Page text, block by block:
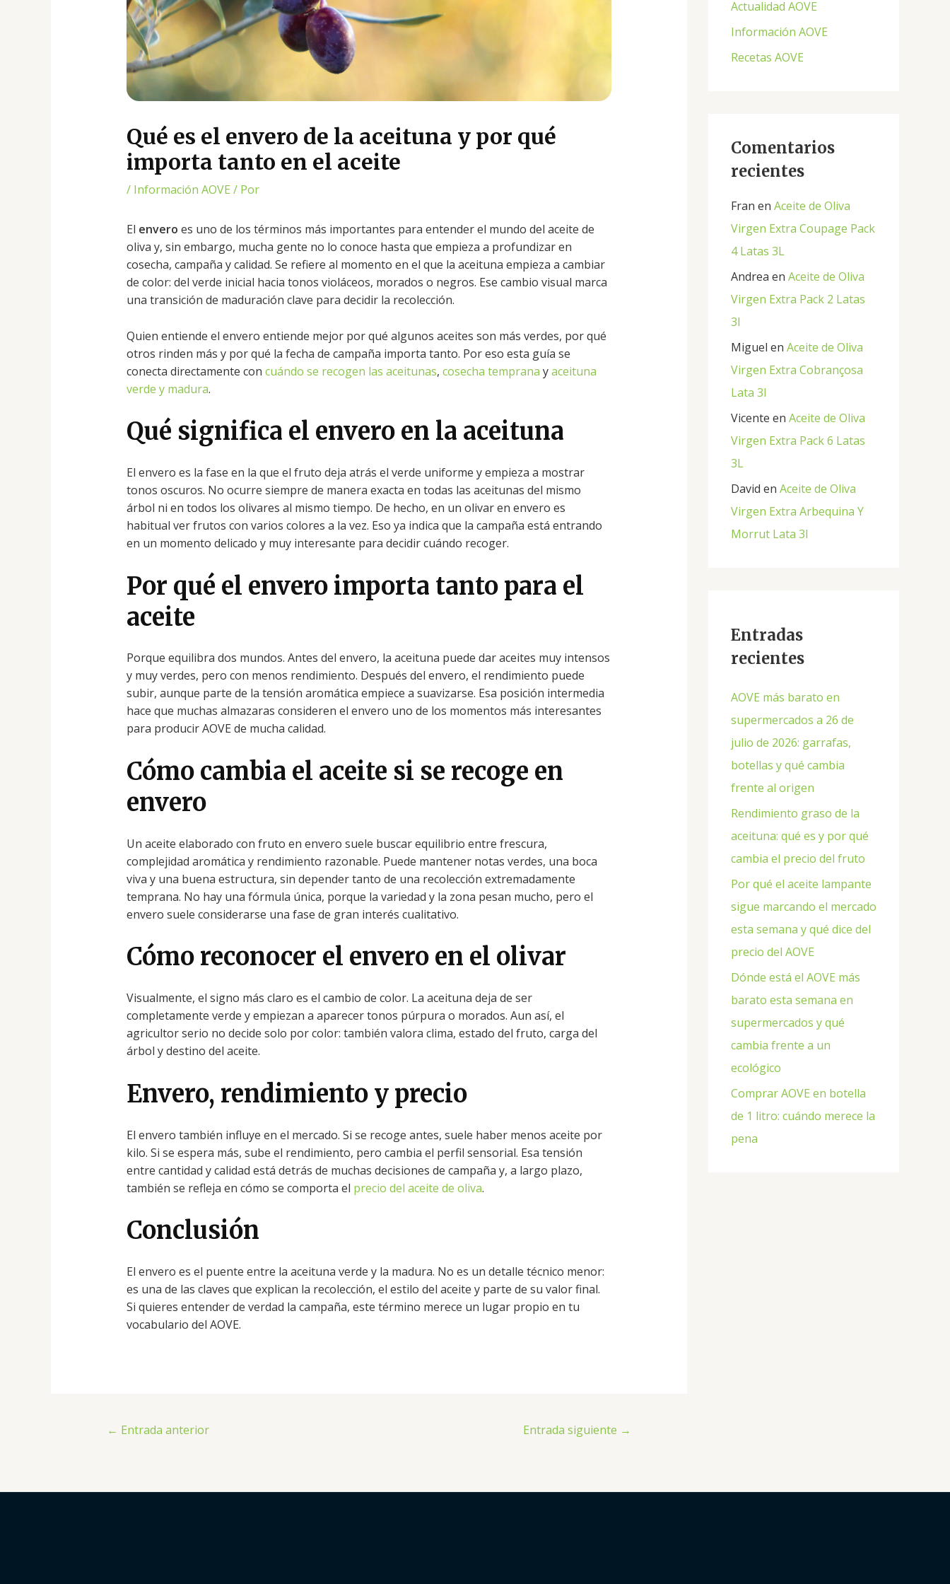
Qué es el envero de la aceituna y por qué
importa tanto en el aceite
/ Información AOVE / Por
El envero es uno de los términos más importantes para entender el mundo del aceite de
oliva y, sin embargo, mucha gente no lo conoce hasta que empieza a profundizar en
cosecha, campaña y calidad. Se refiere al momento en el que la aceituna empieza a cambiar
de color: del verde inicial hacia tonos violáceos, morados o negros. Ese cambio visual marca
una transición de maduración clave para decidir la recolección.
Quien entiende el envero entiende mejor por qué algunos aceites son más verdes, por qué
otros rinden más y por qué la fecha de campaña importa tanto. Por eso esta guía se
conecta directamente con cuándo se recogen las aceitunas, cosecha temprana yaceituna
verde y madura.
Qué significa el envero en la aceituna
El envero es la fase en la que el fruto deja atrás el verde uniforme y empieza a mostrar
tonos oscuros. No ocurre siempre de manera exacta en todas las aceitunas del mismo
árbol ni en todos los olivares al mismo tiempo. De hecho, en un olivar en envero es
habitual ver frutos con varios colores a la vez. Eso ya indica que la campaña está entrando
en un momento delicado y muy interesante para decidir cuándo recoger.
Por qué el envero importa tanto para el
aceite
Porque equilibra dos mundos. Antes del envero, la aceituna puede dar aceites muy intensos
y muy verdes, pero con menos rendimiento. Después del envero, el rendimiento puede
subir, aunque parte de la tensión aromática empiece a suavizarse. Esa posición intermedia
hace que muchas almazaras consideren el envero uno de los momentos más interesantes
para producir AOVE de mucha calidad.
Cómo cambia el aceite si se recoge en
envero
Un aceite elaborado con fruto en envero suele buscar equilibrio entre frescura,
complejidad aromática y rendimiento razonable. Puede mantener notas verdes, una boca
viva y una buena estructura, sin depender tanto de una recolección extremadamente
temprana. No hay una fórmula única, porque la variedad y la zona pesan mucho, pero el
envero suele considerarse una fase de gran interés cualitativo.
Cómo reconocer el envero en el olivar
Visualmente, el signo más claro es el cambio de color. La aceituna deja de ser
completamente verde y empiezan a aparecer tonos púrpura o morados. Aun así, el
agricultor serio no decide solo por color: también valora clima, estado del fruto, carga del
árbol y destino del aceite.
Envero, rendimiento y precio
El envero también influye en el mercado. Si se recoge antes, suele haber menos aceite por
kilo. Si se espera más, sube el rendimiento, pero cambia el perfil sensorial. Esa tensión
entre cantidad y calidad está detrás de muchas decisiones de campaña y, a largo plazo,
también se refleja en cómo se comporta el precio del aceite de oliva.
Conclusión
El envero es el puente entre la aceituna verde y la madura. No es un detalle técnico menor:
es una de las claves que explican la recolección, el estilo del aceite y parte de su valor final.
Si quieres entender de verdad la campaña, este término merece un lugar propio en tu
vocabulario del AOVE.
← Entrada anterior Entrada siguiente →
p
o
r
Actualidad AOVE
Información AOVE
Recetas AOVE
Comentarios
recientes
Fran en Aceite de Oliva
Virgen Extra Coupage Pack
4 Latas 3L
Andrea en Aceite de Oliva
Virgen Extra Pack 2 Latas
3l
Miguel en Aceite de Oliva
Virgen Extra Cobrançosa
Lata 3l
Vicente en Aceite de Oliva
Virgen Extra Pack 6 Latas
3L
David en Aceite de Oliva
Virgen Extra Arbequina Y
Morrut Lata 3l
Entradas
recientes
AOVE más barato en
supermercados a 26 de
julio de 2026: garrafas,
botellas y qué cambia
frente al origen
Rendimiento graso de la
aceituna: qué es y por qué
cambia el precio del fruto
Por qué el aceite lampante
sigue marcando el mercado
esta semana y qué dice del
precio del AOVE
Dónde está el AOVE más
barato esta semana en
supermercados y qué
cambia frente a un
ecológico
Comprar AOVE en botella
de 1 litro: cuándo merece la
pena